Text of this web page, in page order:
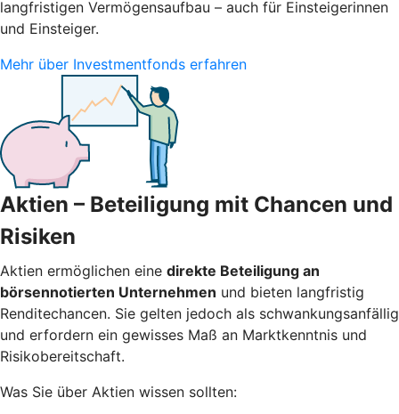
langfristigen Vermögensaufbau – auch für Einsteigerinnen
und Einsteiger.
Mehr über Investmentfonds erfahren
Aktien – Beteiligung mit Chancen und
Risiken
Aktien ermöglichen eine direkte Beteiligung an
börsennotierten Unternehmen und bieten langfristig
Renditechancen. Sie gelten jedoch als schwankungsanfällig
und erfordern ein gewisses Maß an Marktkenntnis und
Risikobereitschaft.
Was Sie über Aktien wissen sollten: